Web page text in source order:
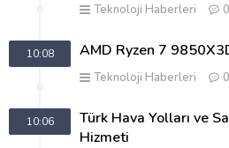
Teknoloji Haberleri 0
10:08 AMD Ryzen 7
Teknoloji Haberleri 0
10:06
Türk Hava Yolları ve
Hizmeti